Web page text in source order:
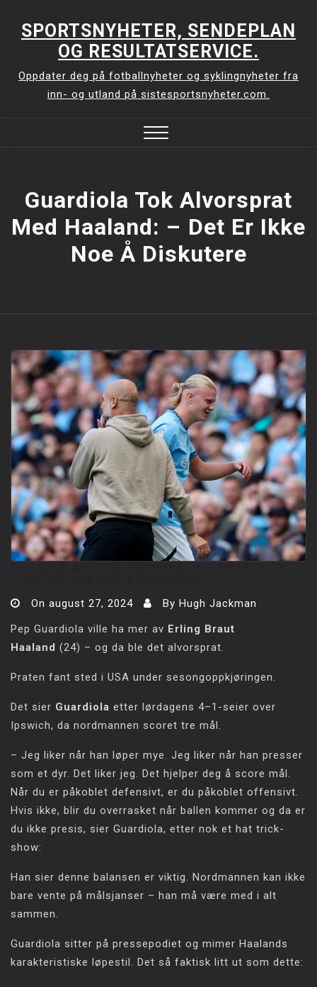
SPORTSNYHETER, SENDEPLAN
OG RESULTATSERVICE.
Oppdater deg på fotballnyheter og syklingnyheter fra
inn- og utland på sistesportsnyheter.com.
Guardiola Tok Alvorsprat
Med Haaland: –⁠ Det Er Ikke
Noe Å Diskutere
On august 27, 2024 By Hugh Jackman
Pep Guardiola ville ha mer av Erling Braut
Haaland (24) – og da ble det alvorsprat.
Praten fant sted i USA under sesongoppkjøringen.
Det sier Guardiola etter lørdagens 4–1-seier over
Ipswich, da nordmannen scoret tre mål.
– Jeg liker når han løper mye. Jeg liker når han presser
som et dyr. Det liker jeg. Det hjelper deg å score mål.
Når du er påkoblet defensivt, er du påkoblet offensivt.
Hvis ikke, blir du overrasket når ballen kommer og da er
du ikke presis, sier Guardiola, etter nok et hat trick-
show:
Han sier denne balansen er viktig. Nordmannen kan ikke
bare vente på målsjanser – han må være med i alt
sammen.
Guardiola sitter på pressepodiet og mimer Haalands
karakteristiske løpestil. Det så faktisk litt ut som dette: